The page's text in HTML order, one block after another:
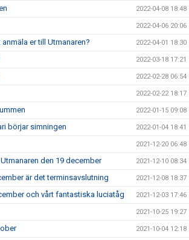
2022-04-08 18:48
2022-04-06 20:06
er till Utmanaren? 2022-04-01 18:30
2022-03-18 17:21
2022-02-28 06:54
2022-02-22 18:17
2022-01-15 09:08
börjar simningen 2022-01-04 18:41
2021-12-20 06:48
den 19 december 2021-12-10 08:34
är det terminsavslutning 2021-12-08 18:37
och vårt fantastiska luciatåg 2021-12-03 17:46
2021-10-25 19:27
2021-10-04 12:18